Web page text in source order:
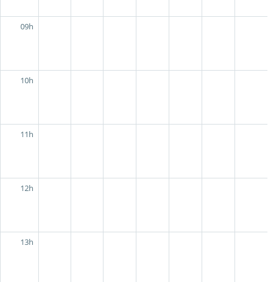
09h
10h
11h
12h
13h